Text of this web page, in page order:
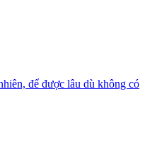
để được lâu dù không có